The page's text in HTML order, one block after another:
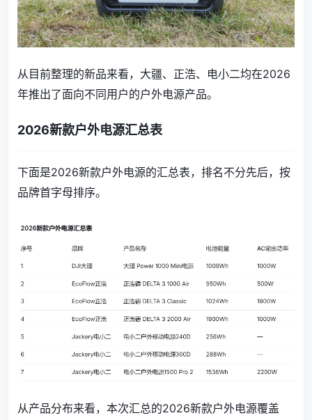
从目前整理的新品来看，大疆、正浩、电小二均在2026
年推出了面向不同用户的户外电源产品。
2026新款户外电源汇总表
下面是2026新款户外电源的汇总表，排名不分先后，按
品牌首字母排序。
从产品分布来看，本次汇总的2026新款户外电源覆盖